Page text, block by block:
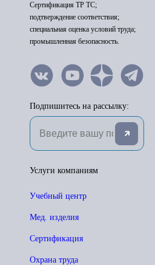
Сертификация ТР ТС;
подтверждение соответствия;
специальная оценка условий труда;
промышленная безопасность.
Подпишитесь на рассылку:
Услуги компаниям
Учебный центр
Мед. изделия
Сертификация
Охрана труда